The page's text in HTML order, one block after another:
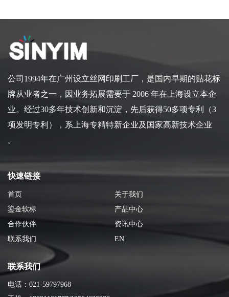
公司1994年在广州设立丝网印刷工厂，是国内早期的贴花标
牌从业者之一，因业务拓展需要于 2006 年在上海设立本企
业。经过30多年技术创新和沉淀，先后获得50多项专利（3
项发明专利），系上海专精特新企业及国家高新技术企业
。
快速链接
首页
关于我们
鎏金软标
产品中心
合作伙伴
资讯中心
联系我们
EN
联系我们
电话：021-59797968